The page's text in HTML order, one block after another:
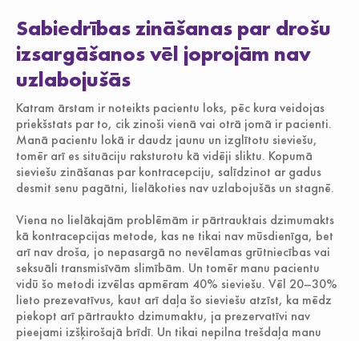
Sabiedrības zināšanas par drošu
izsargāšanos vēl joprojām nav
uzlabojušās
Katram ārstam ir noteikts pacientu loks, pēc kura veidojas
priekšstats par to, cik zinoši vienā vai otrā jomā ir pacienti.
Manā pacientu lokā ir daudz jaunu un izglītotu sieviešu,
tomēr arī es situāciju raksturotu kā vidēji sliktu. Kopumā
sieviešu zināšanas par kontracepciju, salīdzinot ar gadus
desmit senu pagātni, lielākoties nav uzlabojušās un stagnē.
Viena no lielākajām problēmām ir pārtrauktais dzimumakts
kā kontracepcijas metode, kas ne tikai nav mūsdienīga, bet
arī nav droša, jo nepasargā no nevēlamas grūtniecības vai
seksuāli transmisīvām slimībām. Un tomēr manu pacientu
vidū šo metodi izvēlas apmēram 40% sieviešu. Vēl 20–30%
lieto prezevatīvus, kaut arī daļa šo sieviešu atzīst, ka mēdz
piekopt arī pārtraukto dzimumaktu, ja prezervatīvi nav
pieejami izšķirošajā brīdī. Un tikai nepilna trešdaļa manu